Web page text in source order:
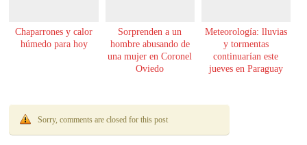
Chaparrones y calor
húmedo para hoy
Sorprenden a un
hombre abusando de
una mujer en Coronel
Oviedo
Meteorología: lluvias
y tormentas
continuarían este
jueves en Paraguay
Sorry, comments are closed for this post